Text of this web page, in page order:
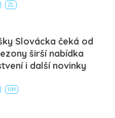
ZL
Slovácka čeká od
širší nabídka
i další novinky
UH